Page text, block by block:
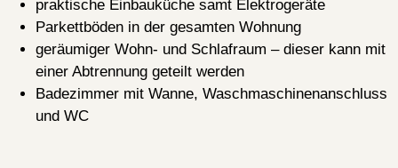
praktische Einbauküche samt Elektrogeräte
Parkettböden in der gesamten Wohnung
geräumiger Wohn- und Schlafraum – dieser kann mit
einer Abtrennung geteilt werden
Badezimmer mit Wanne, Waschmaschinenanschluss
und WC